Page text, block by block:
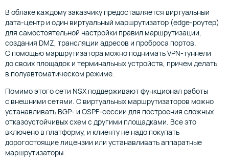
В облаке каждому заказчику предоставляется виртуальный
дата-центр и один виртуальный маршрутизатор (edge-роутер)
для самостоятельной настройки правил маршрутизации,
создания DMZ, трансляции адресов и проброса портов.
С помощью маршрутизатора можно поднимать VPN-туннели
до своих площадок и терминальных устройств, причем делать
в полуавтоматическом режиме.
Помимо этого сети NSX поддерживают функционал работы
с внешними сетями. С виртуальных маршрутизаторов можно
устанавливать BGP- и OSPF-сессии для построения сложных
отказоустойчивых схем с другими площадками. Все это
включено в платформу, и клиенту не надо покупать
дорогостоящие лицензии или устанавливать аппаратные
маршрутизаторы.